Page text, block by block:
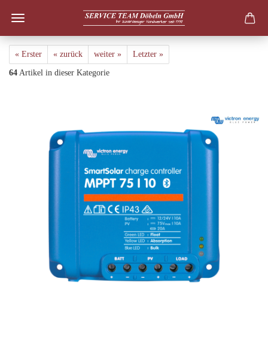
« Erster « zurück weiter » Letzter »
64 Artikel in dieser Kategorie